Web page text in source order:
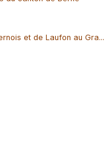
et de Laufon au Gra...